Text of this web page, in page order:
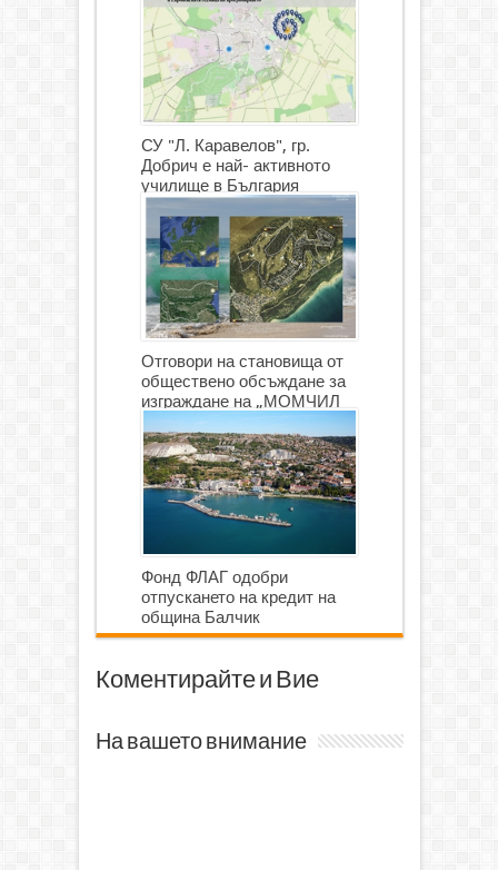
СУ "Л. Каравелов", гр.
Добрич е най- активното
училище в България
Отговори на становища от
обществено обсъждане за
изграждане на „МОМЧИЛ
ГОЛФ И ГОЛФ ИГРИЩЕ”
Фонд ФЛАГ одобри
отпускането на кредит на
община Балчик
Коментирайте и Вие
На вашето внимание